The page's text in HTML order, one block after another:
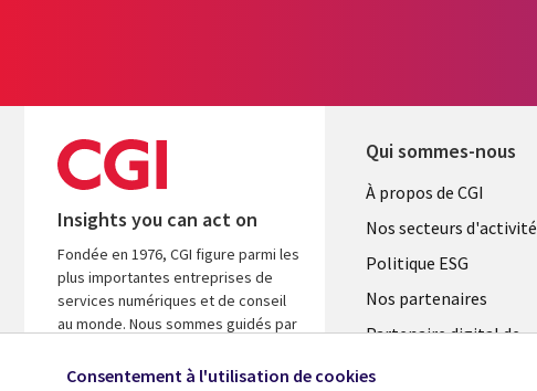
Insights you can act on
Fondée en 1976, CGI figure parmi les
plus importantes entreprises de
services numériques et de conseil
au monde. Nous sommes guidés par
d’accélérer le rendement de vos
Qui sommes-nous
Useful
links
FRANCE
À propos de CGI
Nos secteurs d'activité
Politique ESG
Nos partenaires
Partenaire digital de
Consentement à l'utilisation de cookies